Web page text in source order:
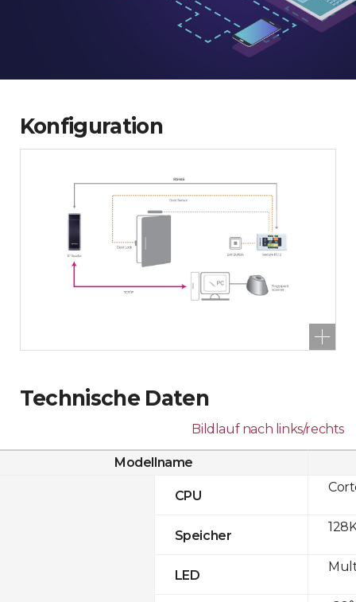
Konfiguration
Technische Daten
Bildlauf nach links/rechts
Modellname
CPU
Speicher
LED